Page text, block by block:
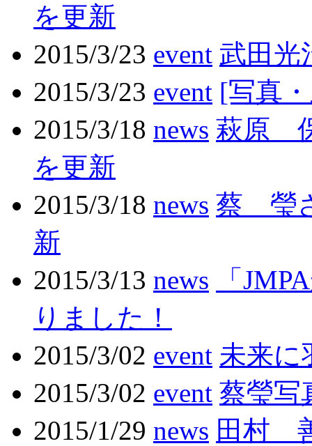
を更新
2015/3/23 event 武田光
2015/3/23 event [写真
2015/3/18 news 萩原
を更新
2015/3/18 news 蔡 瑩
新
2015/3/13 news
「
りました！
2015/3/02 event 未来
2015/3/02 event 蔡瑩写
2015/1/29 news 田村